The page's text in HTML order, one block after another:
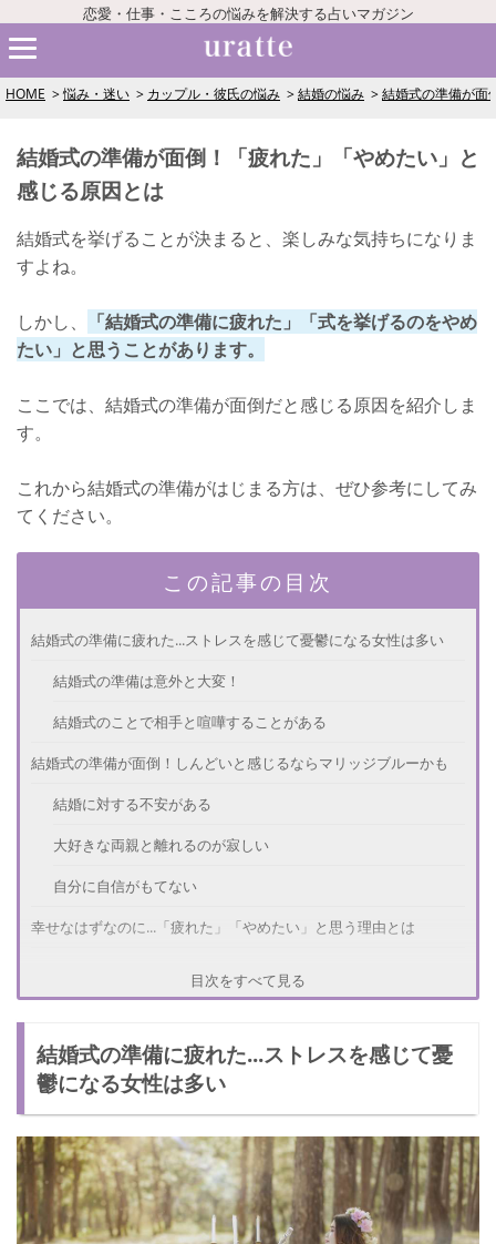
恋愛・仕事・こころの悩みを解決する占いマガジン
HOME 悩み・迷い カップル・彼氏の悩み 結婚の悩み 結婚式の準備が面
結婚式の準備が面倒！「疲れた」「やめたい」と
感じる原因とは
結婚式を挙げることが決まると、楽しみな気持ちになりま
すよね。
しかし、
「結婚式の準備に疲れた」「式を挙げるのをやめ
たい」と思うことがあります。
ここでは、結婚式の準備が面倒だと感じる原因を紹介しま
す。
これから結婚式の準備がはじまる方は、ぜひ参考にしてみ
てください。
この記事の目次
結婚式の準備に疲れた...ストレスを感じて憂鬱になる女性は多い
結婚式の準備は意外と大変！
結婚式のことで相手と喧嘩することがある
結婚式の準備が面倒！しんどいと感じるならマリッジブルーかも
結婚に対する不安がある
大好きな両親と離れるのが寂しい
自分に自信がもてない
幸せなはずなのに...「疲れた」「やめたい」と思う理由とは
相手と意見が合わない
放っておくのは危険！結婚式の準備が疲れたときの乗り越え方
2人のいい思い出を思い出す
お互いに思いやりを忘れない
結婚式のことを想像する
目次をすべて見る
結婚式の準備に疲れた...ストレスを感じて憂
鬱になる女性は多い